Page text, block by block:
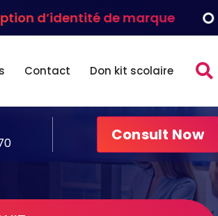
de marque Marketing
Contact Don kit scolaire
Consult Now